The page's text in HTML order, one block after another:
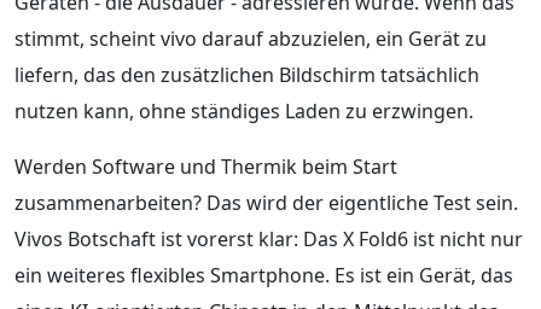
stimmt, scheint vivo darauf abzuzielen, ein Gerät zu
liefern, das den zusätzlichen Bildschirm tatsächlich
nutzen kann, ohne ständiges Laden zu erzwingen.
Werden Software und Thermik beim Start
zusammenarbeiten? Das wird der eigentliche Test sein.
Vivos Botschaft ist vorerst klar: Das X Fold6 ist nicht nur
ein weiteres flexibles Smartphone. Es ist ein Gerät, das